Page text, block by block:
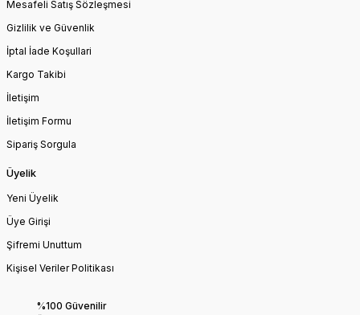
Mesafeli Satış Sözleşmesi
Gizlilik ve Güvenlik
İptal İade Koşullari
Kargo Takibi
İletişim
İletişim Formu
Sipariş Sorgula
Üyelik
Yeni Üyelik
Üye Girişi
Şifremi Unuttum
Kişisel Veriler Politikası
%100 Güvenilir